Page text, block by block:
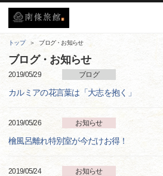
トップ ブログ・お知らせ
ブログ・お知らせ
2019/05/29 ブログ
カルミアの花言葉は「大志を抱く」
2019/05/26 お知らせ
檜風呂離れ特別室が今だけお得！
2019/05/24 お知らせ